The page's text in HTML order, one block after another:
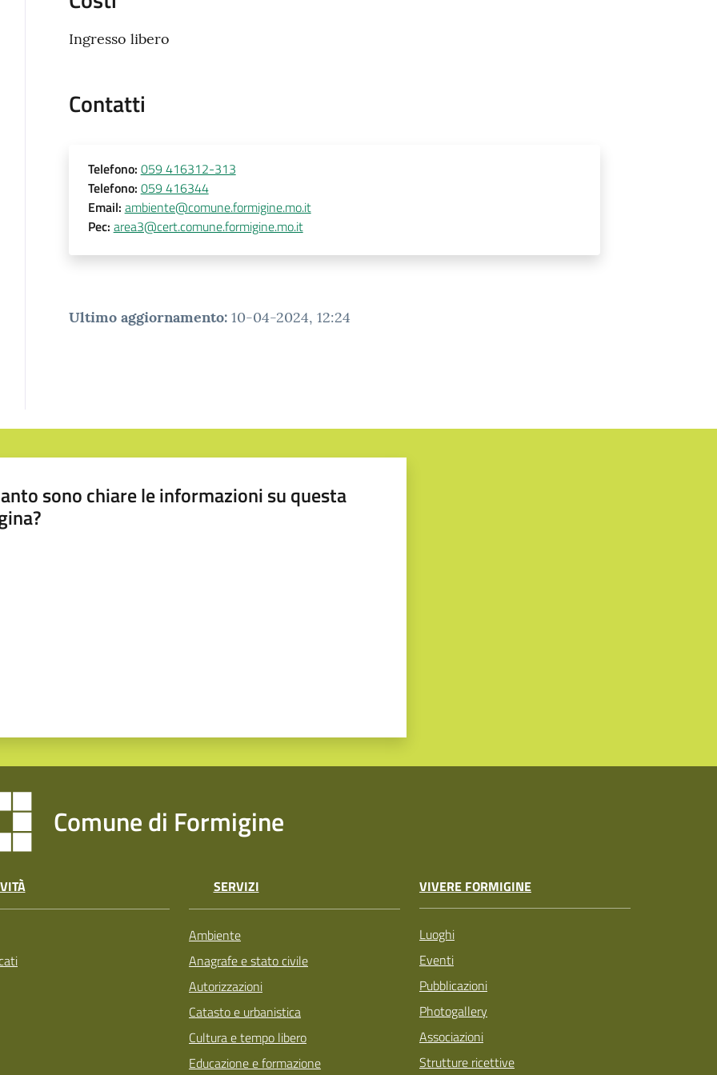
Ingresso libero
Contatti
Telefono: 059 416312-313
Telefono: 059 416344
Email: ambiente@comune.formigine.mo.it
Pec: area3@cert.comune.formigine.mo.it
Ultimo aggiornamento: 10-04-2024, 12:24
sono chiare le informazioni su questa
Comune di Formigine
SERVIZI
Ambiente
Anagrafe e stato civile
Autorizzazioni
Catasto e urbanistica
Cultura e tempo libero
Educazione e formazione
VIVERE FORMIGINE
Luoghi
Eventi
Pubblicazioni
Photogallery
Associazioni
Strutture ricettive